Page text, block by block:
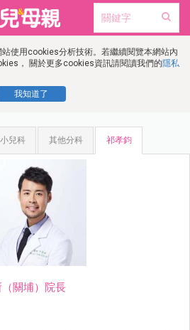
使用cookies分析技術。若繼續閱覽本網站內
， 關於更多cookies資訊請閱讀我們的隱私
我知道了
小兒科 其他分科 祁孝鈞
關埔）院長